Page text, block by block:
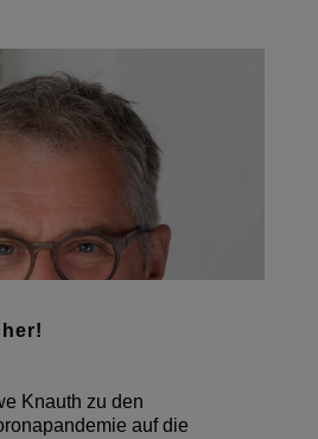
Knauth zu den
auf die